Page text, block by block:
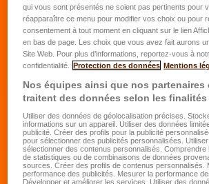
Prénom*
Nom*
Date de naissance*
JJ.MM.AAAA
Rue/N°*
qui vous sont présentés ne soient pas pertinents pour
réapparaître ce menu pour modifier vos choix ou pour
consentement à tout moment en cliquant sur le lien
en bas de page. Les choix que vous avez fait aurons
Site Web. Pour plus d’informations, reportez-vous à
confidentialité.
Protection des données Mentions
Nos équipes ainsi que nos partenaires
traitent des données selon les
Utiliser des données de géolocalisation précises.
informations sur un appareil. Utiliser des données
publicité. Créer des profils pour la publicité
pour sélectionner des publicités personnalisées.
sélectionner des contenus personnalisés. Comprendre
de statistiques ou de combinaisons de données
sources. Créer des profils de contenus personnalisés.
performance des publicités. Mesurer la performance
Développer et améliorer les services. Utiliser des